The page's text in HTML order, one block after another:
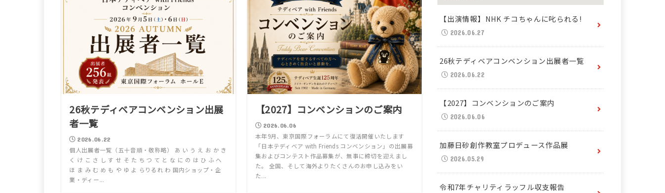
26秋テディベアコンベンション出展
者一覧
2026.06.22
個人出展者一覧（五十音順・敬称略） あ い う え お か き
く け こ さ し す せ そ た ち つ て と な に の は ひ ふ へ
ほ ま み む め も や ゆ よ らりるれ わ 国内ショップ・企
業・ディー...
【2027】コンベンションのご案内
2026.06.06
本年9月、東京国際フォーラムにて復活開催いたします
「日本テディベア with Friends コンベンション」の出展募
集およびコンテスト作品募集が、無事に締切を迎えまし
た。 全国、そして海外よりたくさんのお申し込みをい
た...
【出演情報】NHK チコちゃんに叱られる!
2026.06.27
26秋テディベアコンベンション出展者一覧
2026.06.22
【2027】コンベンションのご案内
2026.06.06
加藤日砂創作教室プロデュース作品展
2026.05.29
令和7年チャリティラッフル収支報告